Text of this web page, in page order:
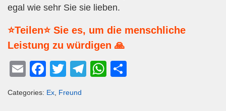
egal wie sehr Sie sie lieben.
⭐Teilen⭐ Sie es, um die menschliche
Leistung zu würdigen 🙏
E
m
ail
F
a
c
T
wi
tt
T
W
Categories: Ex, Freund